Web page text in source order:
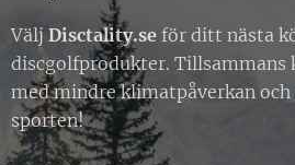
Välj Disctality.se för ditt nästa
discgolfprodukter. Tillsammans
med mindre klimatpåverkan
sporten!